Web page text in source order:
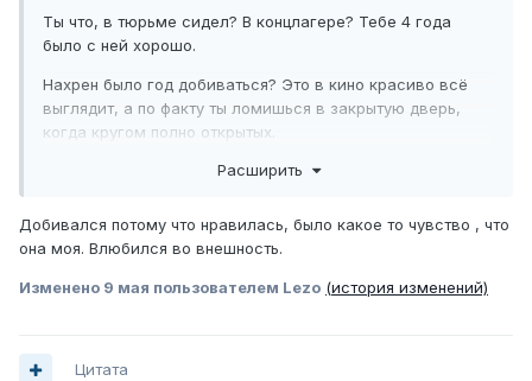
Ты что, в тюрьме сидел? В концлагере? Тебе 4 года
было с ней хорошо.
Нахрен было год добиваться? Это в кино красиво всё
выглядит, а по факту ты ломишься в закрытую дверь,
когда кругом полно открытых.
И что значит "начал париться из-за того что нелюбим"?
то женщины?
Вообще что за мания сразу в запой уходить? Шёл бы в
спортзал штангу потягать либо в борцовскую секцию
жизни не связанные с женщинами и семьёй, а создание
Расширить
Добивался потому что нравилась, было какое то чувство , что
она моя. Влюбился во внешность.
Изменено 9 мая пользователем Lezo (история изменений)
Цитата